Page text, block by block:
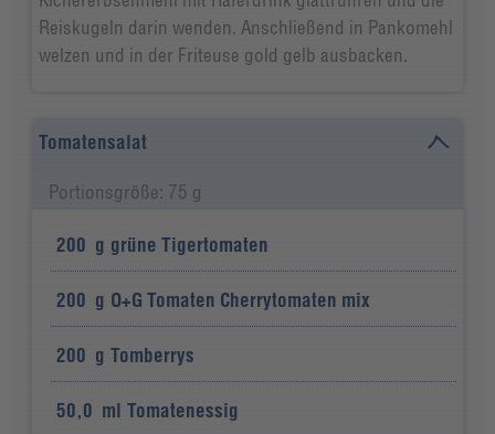
Reiskugeln darin wenden. Anschließend in Pankomehl
welzen und in der Friteuse gold gelb ausbacken.
Tomatensalat
Portionsgröße: 75 g
200 g grüne Tigertomaten
200 g O+G Tomaten Cherrytomaten mix
200 g Tomberrys
50,0 ml Tomatenessig